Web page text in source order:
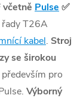
včetně Pulse ✅
řady T26A
kabel. Stroj
se širokou
pro
Výborný